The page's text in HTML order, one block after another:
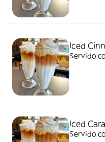
Iced
Servido
Iced
Servido